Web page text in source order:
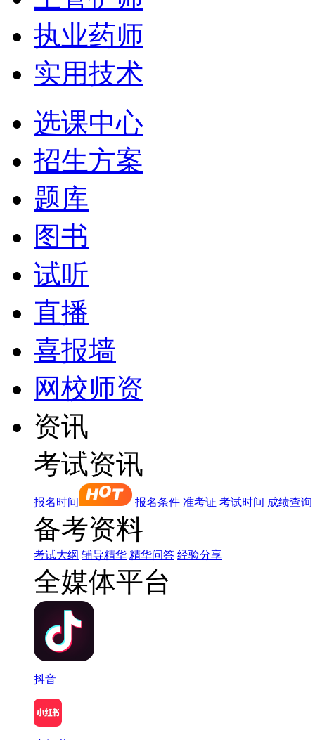
执业药师
实用技术
选课中心
招生方案
题库
图书
试听
直播
喜报墙
网校师资
资讯
考试资讯
报名时间 报名条件 准考证 考试时间 成绩查询
备考资料
考试大纲 辅导精华 精华问答 经验分享
全媒体平台
抖音